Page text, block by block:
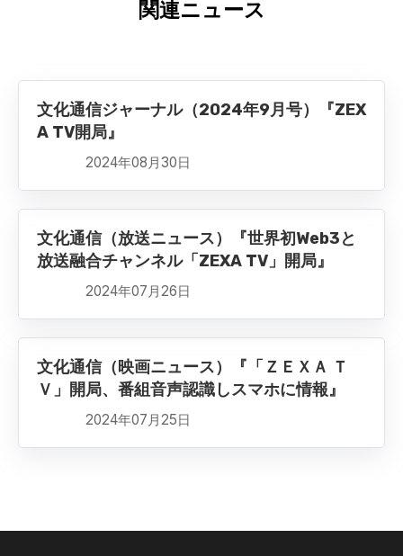
関連ニュース
文化通信ジャーナル（2024年9月号）『ZEX
A TV開局』
2024年08月30日
文化通信（放送ニュース）『世界初Web3と
放送融合チャンネル「ZEXA TV」開局』
2024年07月26日
文化通信（映画ニュース）『「ＺＥＸＡ Ｔ
Ｖ」開局、番組音声認識しスマホに情報』
2024年07月25日